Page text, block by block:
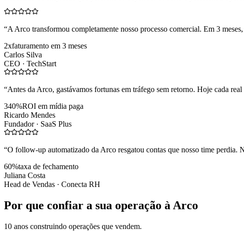
“A Arco transformou completamente nosso processo comercial. Em 3
2xfaturamento em 3 meses
Carlos Silva
CEO · TechStart
“Antes da Arco, gastávamos fortunas em tráfego sem retorno. Hoje cada
340%ROI em mídia paga
Ricardo Mendes
Fundador · SaaS Plus
“O follow-up automatizado da Arco resgatou contas que nosso time perdia.
60%taxa de fechamento
Juliana Costa
Head de Vendas · Conecta RH
Por que confiar a sua operação à Arco
10 anos construindo operações que vendem.